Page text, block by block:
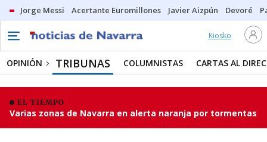
Jorge Messi Acertante Euromillones Javier Aizpún Devoré
Kiosko
OPINIÓN TRIBUNAS COLUMNISTAS CARTAS AL
EL TIEMPO
Varias zonas de Navarra en alerta naranja por tormentas